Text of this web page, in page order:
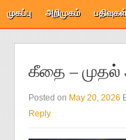
முகப்பு அறிமுகம் பதிவுகள்
கீதை –
Posted on May 20, 2026
Reply